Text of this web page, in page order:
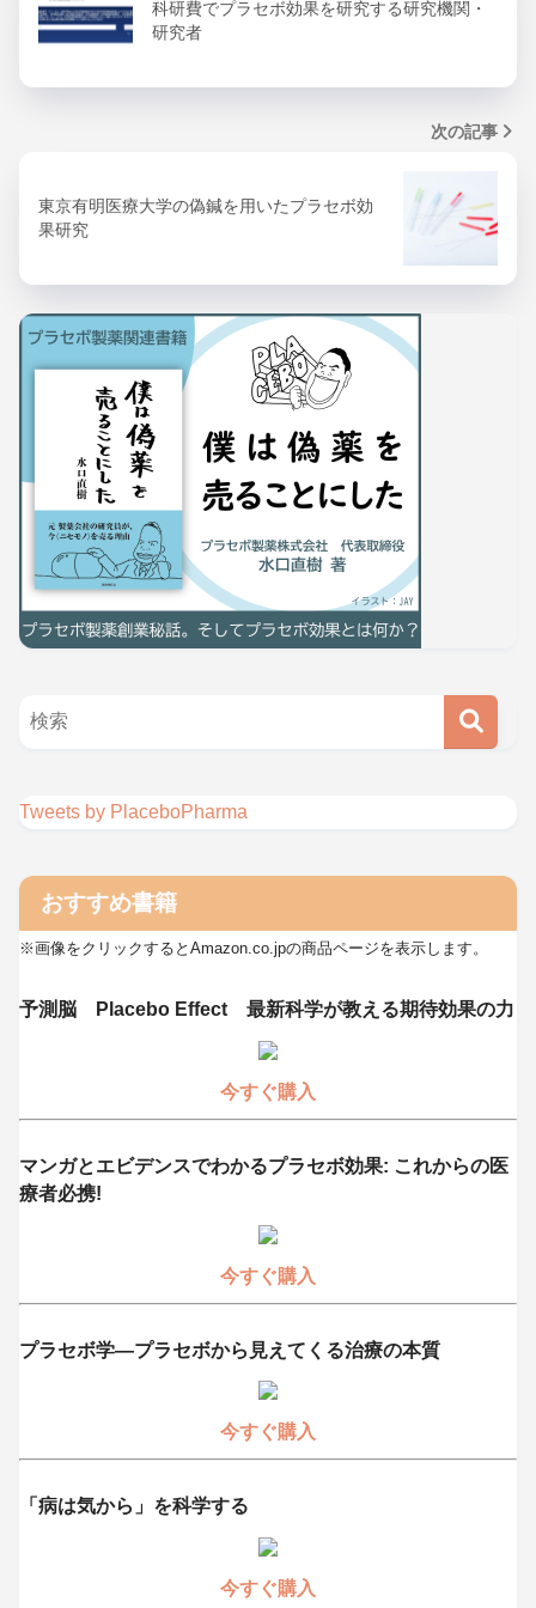
科研費でプラセボ効果を研究する研究機関・
研究者
次の記事
東京有明医療大学の偽鍼を用いたプラセボ効
果研究
Tweets by PlaceboPharma
おすすめ書籍
※画像をクリックするとAmazon.co.jpの商品ページを表示します。
予測脳 Placebo Effect 最新科学が教える期待効果の力
今すぐ購入
マンガとエビデンスでわかるプラセボ効果: これからの医
療者必携!
今すぐ購入
プラセボ学―プラセボから見えてくる治療の本質
今すぐ購入
「病は気から」を科学する
今すぐ購入